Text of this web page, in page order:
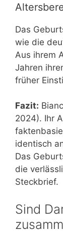
Das
wie die
Aus ihrem
Jahren
früher
Fazit:
2024). Ihr
identisch
Das
die
Steckbrief.
Sind